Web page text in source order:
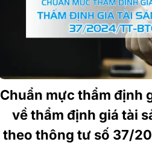
Chuẩn mực thẩm định
về thẩm định giá tài
theo thông tư số 37/